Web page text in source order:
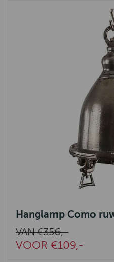
Hanglamp Como
VAN €356,-
VOOR €109,-